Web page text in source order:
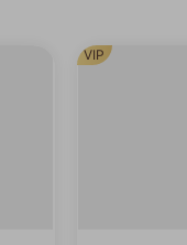
VIP